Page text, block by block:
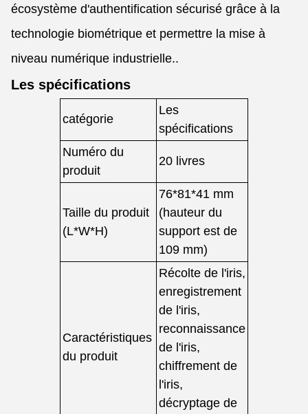
écosystème d'authentification sécurisé grâce à la
technologie biométrique et permettre la mise à
niveau numérique industrielle..
Les spécifications
catégorie
Les
spécifications
Numéro du
produit
20 livres
Taille du produit
(L*W*H)
76*81*41 mm
(hauteur du
support est de
109 mm)
Caractéristiques
du produit
Récolte de l'iris,
enregistrement
de l'iris,
reconnaissance
de l'iris,
chiffrement de
l'iris,
décryptage de